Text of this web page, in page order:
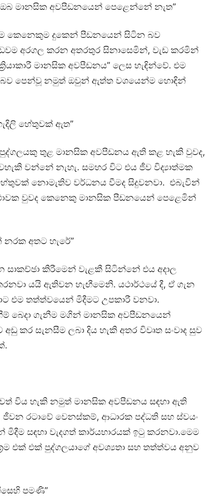
මානසික අවපීඩනයෙන් පෙළෙන්නේ නැත”
කෙනෙකුම දුකෙන් පීඩනයෙන් සිටින බව
අරගල කරන අතරතුර සිනාසෙමින්, වැඩ කරමින්
මානසික අවපීඩනය” ලෙස හැඳින්වේ. එම
පෙන්වූ නමුත් ඔවුන් ඇත්ත වශයෙන්ම හොඳින්
හේතුවක් ඇත”
තුළ මානසික අවපීඩනය ඇති කළ හැකි වුවද,
වන්නේ නැහැ. සමහර විට එය ජීව විද්‍යාත්මක
නොමැතිව වර්ධනය වීමද සිදුවනවා. එබැවින්
වුවද කෙනෙකු මානසික පීඩනයෙන් පෙළෙමින්
අතට හැරේ”
කිරීමෙන් වැළකී සිටින්නේ එය අදාල
යයි ඇතිවන හැඟීමෙනි. යථාර්ථයේ දී, ඒ ගැන
එම තත්ත්වයෙන් මිදීමට උපකාරී වනවා.
බෙදා ගැනීම මගින් මානසික අවපීඩනයෙන්
කර සැනසීම ලබා දිය හැකි අතර විවෘත සංවාද සුව
විය හැකි නමුත් මානසික අවපීඩනය සඳහා ඇති
රටාවේ වෙනස්කම්, ආධාරක පද්ධති සහ ස්වයං
සඳහා වැදගත් කාර්යභාරයක් ඉටු කරනවා.මෙම
එක් එක් පුද්ගලයාගේ අවශ්‍යතා සහ තත්ත්වය අනුව
පමණි”